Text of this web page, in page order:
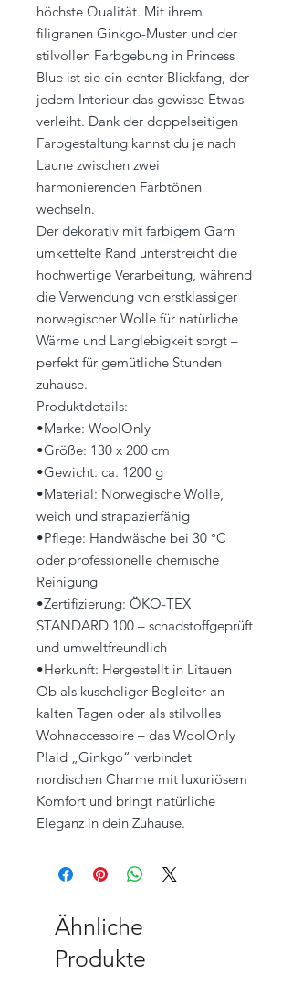
höchste Qualität. Mit ihrem
filigranen Ginkgo-Muster und der
stilvollen Farbgebung in Princess
Blue ist sie ein echter Blickfang, der
jedem Interieur das gewisse Etwas
verleiht. Dank der doppelseitigen
Farbgestaltung kannst du je nach
Laune zwischen zwei
harmonierenden Farbtönen
wechseln.
Der dekorativ mit farbigem Garn
umkettelte Rand unterstreicht die
hochwertige Verarbeitung, während
die Verwendung von erstklassiger
norwegischer Wolle für natürliche
Wärme und Langlebigkeit sorgt –
perfekt für gemütliche Stunden
zuhause.
Produktdetails:
•Marke: WoolOnly
•Größe: 130 x 200 cm
•Gewicht: ca. 1200 g
•Material: Norwegische Wolle,
weich und strapazierfähig
•Pflege: Handwäsche bei 30 °C
oder professionelle chemische
Reinigung
•Zertifizierung: ÖKO-TEX
STANDARD 100 – schadstoffgeprüft
und umweltfreundlich
•Herkunft: Hergestellt in Litauen
Ob als kuscheliger Begleiter an
kalten Tagen oder als stilvolles
Wohnaccessoire – das WoolOnly
Plaid „Ginkgo“ verbindet
nordischen Charme mit luxuriösem
Komfort und bringt natürliche
Eleganz in dein Zuhause.
Ähnliche
Produkte